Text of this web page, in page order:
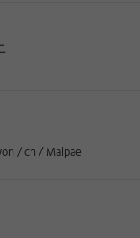
/ ch / Malpae